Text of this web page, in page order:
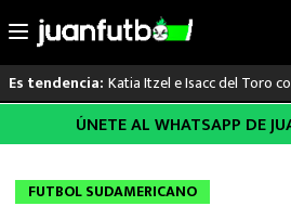
al
Es tendencia: Katia Itzel e Isacc del Toro
LO ÚLTIMO
LIGA MX
ÚNETE AL WHATSAPP DE
FUTBOL SUDAMERICANO